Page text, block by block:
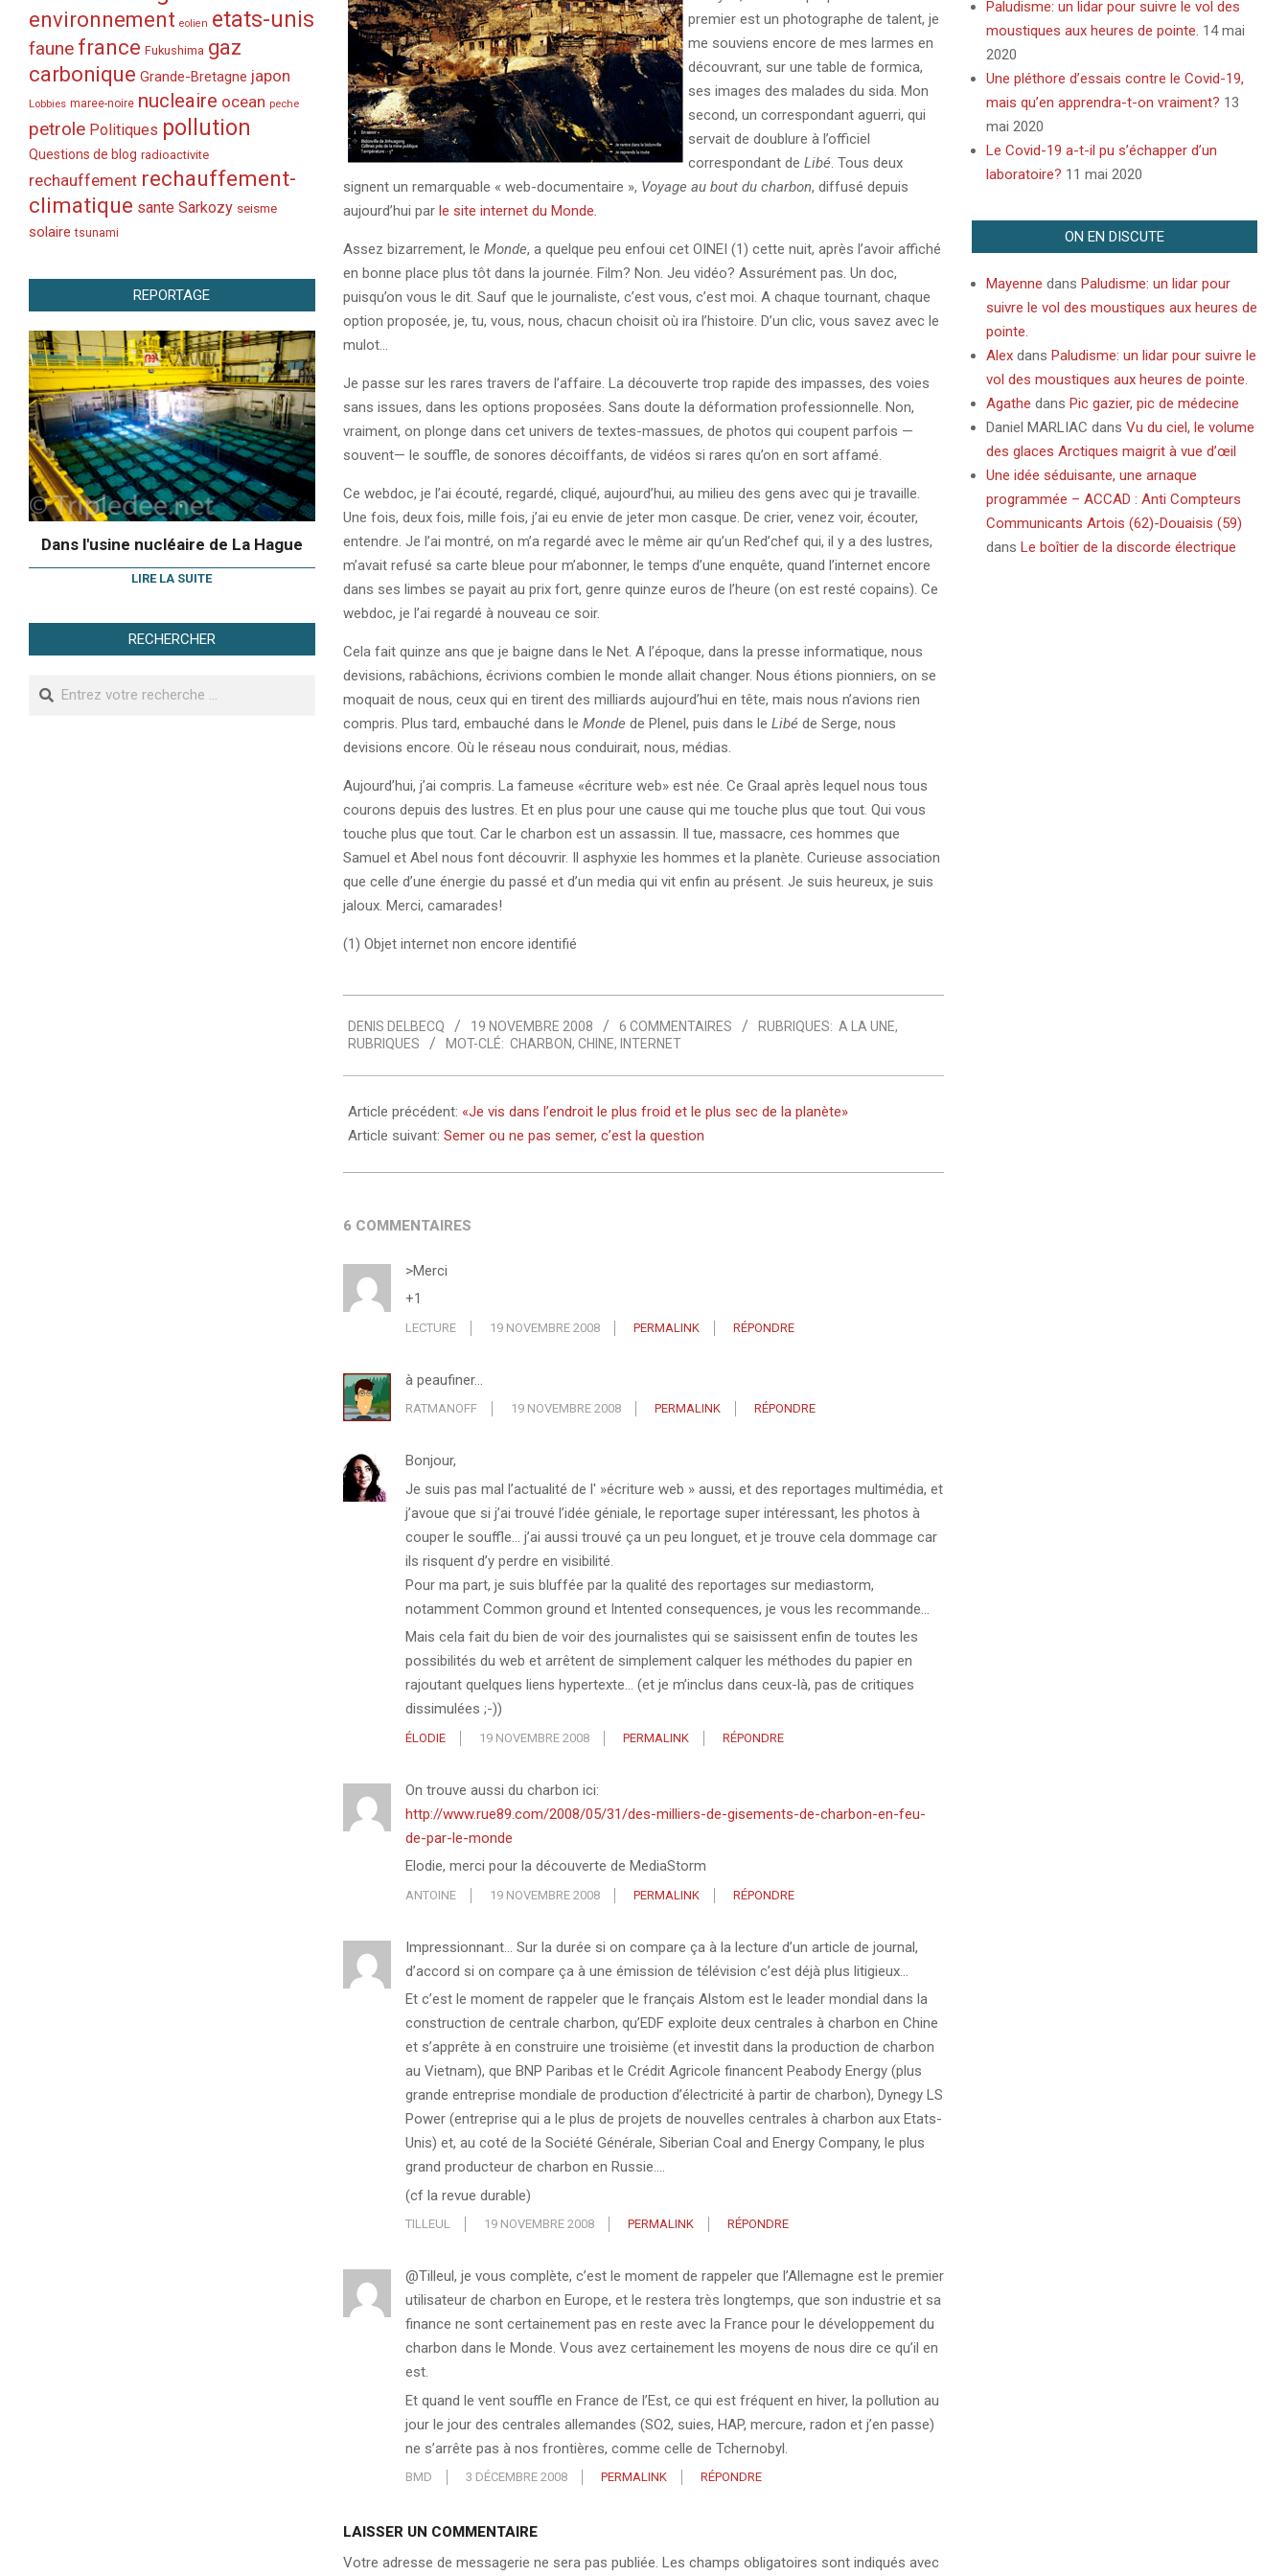
premier est un photographe de talent, je
me souviens encore de mes larmes en
découvrant, sur une table de formica,
ses images des malades du sida. Mon
second, un correspondant aguerri, qui
servait de doublure à l’officiel
correspondant de Libé. Tous deux
signent un remarquable « web-documentaire », Voyage au bout du charbon, diffusé depuis
aujourd’hui par le site internet du Monde.
Assez bizarrement, le Monde, a quelque peu enfoui cet OINEI (1) cette nuit, après l’avoir affiché
en bonne place plus tôt dans la journée. Film? Non. Jeu vidéo? Assurément pas. Un doc,
puisqu’on vous le dit. Sauf que le journaliste, c’est vous, c’est moi. A chaque tournant, chaque
option proposée, je, tu, vous, nous, chacun choisit où ira l’histoire. D’un clic, vous savez avec le
mulot…
Je passe sur les rares travers de l’affaire. La découverte trop rapide des impasses, des voies
sans issues, dans les options proposées. Sans doute la déformation professionnelle. Non,
vraiment, on plonge dans cet univers de textes-massues, de photos qui coupent parfois —
souvent— le souffle, de sonores décoiffants, de vidéos si rares qu’on en sort affamé.
Ce webdoc, je l’ai écouté, regardé, cliqué, aujourd’hui, au milieu des gens avec qui je travaille.
Une fois, deux fois, mille fois, j’ai eu envie de jeter mon casque. De crier, venez voir, écouter,
entendre. Je l’ai montré, on m’a regardé avec le même air qu’un Red’chef qui, il y a des lustres,
m’avait refusé sa carte bleue pour m’abonner, le temps d’une enquête, quand l’internet encore
dans ses limbes se payait au prix fort, genre quinze euros de l’heure (on est resté copains). Ce
webdoc, je l’ai regardé à nouveau ce soir.
Cela fait quinze ans que je baigne dans le Net. A l’époque, dans la presse informatique, nous
devisions, rabâchions, écrivions combien le monde allait changer. Nous étions pionniers, on se
moquait de nous, ceux qui en tirent des milliards aujourd’hui en tête, mais nous n’avions rien
compris. Plus tard, embauché dans le Monde de Plenel, puis dans le Libé de Serge, nous
devisions encore. Où le réseau nous conduirait, nous, médias.
Aujourd’hui, j’ai compris. La fameuse «écriture web» est née. Ce Graal après lequel nous tous
courons depuis des lustres. Et en plus pour une cause qui me touche plus que tout. Qui vous
touche plus que tout. Car le charbon est un assassin. Il tue, massacre, ces hommes que
Samuel et Abel nous font découvrir. Il asphyxie les hommes et la planète. Curieuse association
que celle d’une énergie du passé et d’un media qui vit enfin au présent. Je suis heureux, je suis
jaloux. Merci, camarades!
(1) Objet internet non encore identifié
11-
19
DENIS DELBECQ 19 NOVEMBRE 2008 6 COMMENTAIRES RUBRIQUES: A LA UNE,
RUBRIQUES
MOT-CLÉ: CHARBON, CHINE, INTERNET
Article précédent: «Je vis dans l’endroit le plus froid et le plus sec de la planète»
Article suivant: Semer ou ne pas semer, c’est la question
6 COMMENTAIRES
>Merci
+1
LECTURE 19 NOVEMBRE 2008 PERMALINK RÉPONDRE
à peaufiner…
RATMANOFF 19 NOVEMBRE 2008 PERMALINK RÉPONDRE
Bonjour,
Je suis pas mal l’actualité de l' »écriture web » aussi, et des reportages multimédia, et
j’avoue que si j’ai trouvé l’idée géniale, le reportage super intéressant, les photos à
couper le souffle… j’ai aussi trouvé ça un peu longuet, et je trouve cela dommage car
ils risquent d’y perdre en visibilité.
Pour ma part, je suis bluffée par la qualité des reportages sur mediastorm,
notamment Common ground et Intented consequences, je vous les recommande…
Mais cela fait du bien de voir des journalistes qui se saisissent enfin de toutes les
possibilités du web et arrêtent de simplement calquer les méthodes du papier en
rajoutant quelques liens hypertexte… (et je m’inclus dans ceux-là, pas de critiques
dissimulées ;-))
ÉLODIE 19 NOVEMBRE 2008 PERMALINK RÉPONDRE
On trouve aussi du charbon ici:
http://www.rue89.com/2008/05/31/des-milliers-de-gisements-de-charbon-en-feu-
de-par-le-monde
Elodie, merci pour la découverte de MediaStorm
ANTOINE 19 NOVEMBRE 2008 PERMALINK RÉPONDRE
Impressionnant… Sur la durée si on compare ça à la lecture d’un article de journal,
d’accord si on compare ça à une émission de télévision c’est déjà plus litigieux…
Et c’est le moment de rappeler que le français Alstom est le leader mondial dans la
construction de centrale charbon, qu’EDF exploite deux centrales à charbon en Chine
et s’apprête à en construire une troisième (et investit dans la production de charbon
au Vietnam), que BNP Paribas et le Crédit Agricole financent Peabody Energy (plus
grande entreprise mondiale de production d’électricité à partir de charbon), Dynegy LS
Power (entreprise qui a le plus de projets de nouvelles centrales à charbon aux Etats-
Unis) et, au coté de la Société Générale, Siberian Coal and Energy Company, le plus
grand producteur de charbon en Russie….
(cf la revue durable)
TILLEUL 19 NOVEMBRE 2008 PERMALINK RÉPONDRE
@Tilleul, je vous complète, c’est le moment de rappeler que l’Allemagne est le premier
utilisateur de charbon en Europe, et le restera très longtemps, que son industrie et sa
finance ne sont certainement pas en reste avec la France pour le développement du
charbon dans le Monde. Vous avez certainement les moyens de nous dire ce qu’il en
est.
Et quand le vent souffle en France de l’Est, ce qui est fréquent en hiver, la pollution au
jour le jour des centrales allemandes (SO2, suies, HAP, mercure, radon et j’en passe)
ne s’arrête pas à nos frontières, comme celle de Tchernobyl.
BMD 3 DÉCEMBRE 2008 PERMALINK RÉPONDRE
LAISSER UN COMMENTAIRE
Votre adresse de messagerie ne sera pas publiée. Les champs obligatoires sont indiqués avec
environnement eolien etats-unis
faune france Fukushima gaz
carbonique Grande-Bretagne japon
Lobbies maree-noire nucleaire ocean peche
petrole Politiques pollution
Questions de blog radioactivite
rechauffement rechauffement-
climatique sante Sarkozy seisme
solaire tsunami
REPORTAGE
Dans l'usine nucléaire de La Hague
LIRE LA SUITE
RECHERCHER
Paludisme: un lidar pour suivre le vol des
moustiques aux heures de pointe. 14 mai
2020
Une pléthore d’essais contre le Covid-19,
mais qu’en apprendra-t-on vraiment? 13
mai 2020
Le Covid-19 a-t-il pu s’échapper d’un
laboratoire? 11 mai 2020
ON EN DISCUTE
Mayenne dans Paludisme: un lidar pour
suivre le vol des moustiques aux heures de
pointe.
Alexdans Paludisme: un lidar pour suivre le
vol des moustiques aux heures de pointe.
Agathe dans Pic gazier, pic de médecine
Daniel MARLIAC dans Vu du ciel, le volume
des glaces Arctiques maigrit à vue d’œil
Une idée séduisante, une arnaque
programmée – ACCAD : Anti Compteurs
Communicants Artois (62)-Douaisis (59)
dans Le boîtier de la discorde électrique